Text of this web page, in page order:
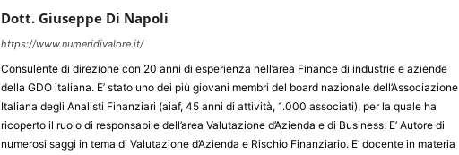
Dott. Giuseppe Di Napoli
https://www.numeridivalore.it/
Consulente di direzione con 20 anni di esperienza nell’area Finance di industrie e aziende
della GDO italiana. E’ stato uno dei più giovani membri del board nazionale dell’Associazione
Italiana degli Analisti Finanziari (aiaf, 45 anni di attività, 1.000 associati), per la quale ha
ricoperto il ruolo di responsabile dell’area Valutazione d’Azienda e di Business. E’ Autore di
numerosi saggi in tema di Valutazione d’Azienda e Rischio Finanziario. E’ docente in materia